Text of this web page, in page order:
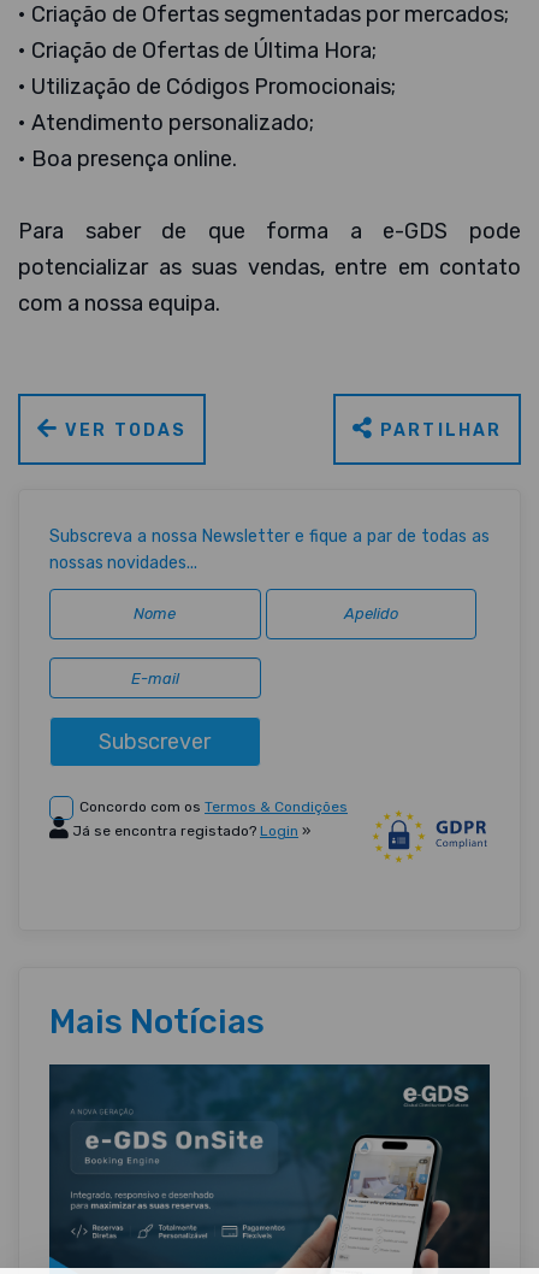
• Criação de Ofertas segmentadas por mercados;
• Criação de Ofertas de Última Hora;
• Utilização de Códigos Promocionais;
• Atendimento personalizado;
• Boa presença online.
Para saber de que forma a e-GDS pode
potencializar as suas vendas, entre em contato
com a nossa equipa.
VER TODAS PARTILHAR
Subscreva a nossa Newsletter e fique a par de todas as
nossas novidades...
Subscrever
Concordo com os Termos & Condições
Já se encontra registado? Login »
Mais Notícias